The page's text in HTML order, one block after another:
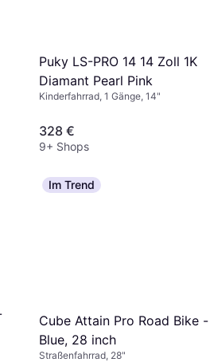
Puky LS-PRO 14 14 Zoll 1K
Diamant Pearl Pink
Kinderfahrrad, 1 Gänge, 14"
328 €
9+ Shops
Im Trend
Cube Attain Pro Road Bike -
Blue, 28 inch
Straßenfahrrad, 28"